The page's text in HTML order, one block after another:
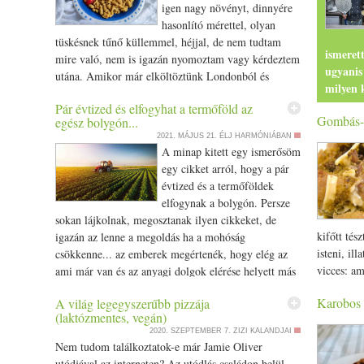
igen nagy növényt, dinnyére
hasonlító mérettel, olyan
tüskésnek tűnő küllemmel, héjjal, de nem tudtam
mire való, nem is igazán nyomoztam vagy kérdeztem
utána. Amikor már elköltöztünk Londonból és
szinte felrobbant vele az internet, rengeteg cikk és
recept jött velem szemben a jackfruittal. Akkor
jöttem rá, hogy az a növény, amit a londoni
árusoknál láttam tulajdonképpen jackfruit. Mi is az a
jackfruit? Magyaroknál jákafa néven is ismert. A
jackfruit egy olyan fa termése, ami a trópusi
éghajlatú vidékeken, Ázsia, Afrika és Dél Amerika
egyes részein terem. A gyümölcshús ,,rózsákra
szedhető. A gyümölcs textúrájának, szerkezetének
köszönhetően hasonlít a főtt hús szálaira, ezért
előszeretettel használják vegán és vegetáriánus
konyhákban. Sárga, narancssárga és zöld húsú
egyedekről van tudomásom. Hamarosan itt a húsvét
és ha azon gondolkozol szeretnél valami különlegeset
készíteni, de meglehetősen gyorsan, akkor a
Pár évtized és elfogyhat a termőföld az
egész bolygón...
2021. MÁJUS 21. ÉLJ HARMÓNIÁBAN
A minap kitett egy ismerősöm
egy cikket arról, hogy a pár
évtized és a termőföldek
elfogynak a bolygón. Persze
sokan lájkolnak, megosztanak ilyen cikkeket, de
igazán az lenne a megoldás ha a mohóság
csökkenne... az emberek megértenék, hogy elég az
ami már van és az anyagi dolgok elérése helyett más
nagyobb ház kell, nagyobb autó, nagyobb hűtő,
modernebb telefon, mindenki repked, autózgat, járja
a világot, veszi a sok feldolgozott ételt, vásárol,
vásárol mindenféle felesleges dolgot, aztán veszi az
A világ legegyszerűbb pizzája
(laktózmentes, vegán)
2020. SZEPTEMBER 7. ZIZI KALANDJAI
Nem tudom találkoztatok-e már Jamie Oliver
sót és a
Amikor
széleket
körbe.
hűtőbe.
ujjammal
kevés
milyen
volt
A
helyen
és
teljesen
kifőtt
isteni,
vicces:
aranyos,
nem is a
sütőtál) -
Karobos